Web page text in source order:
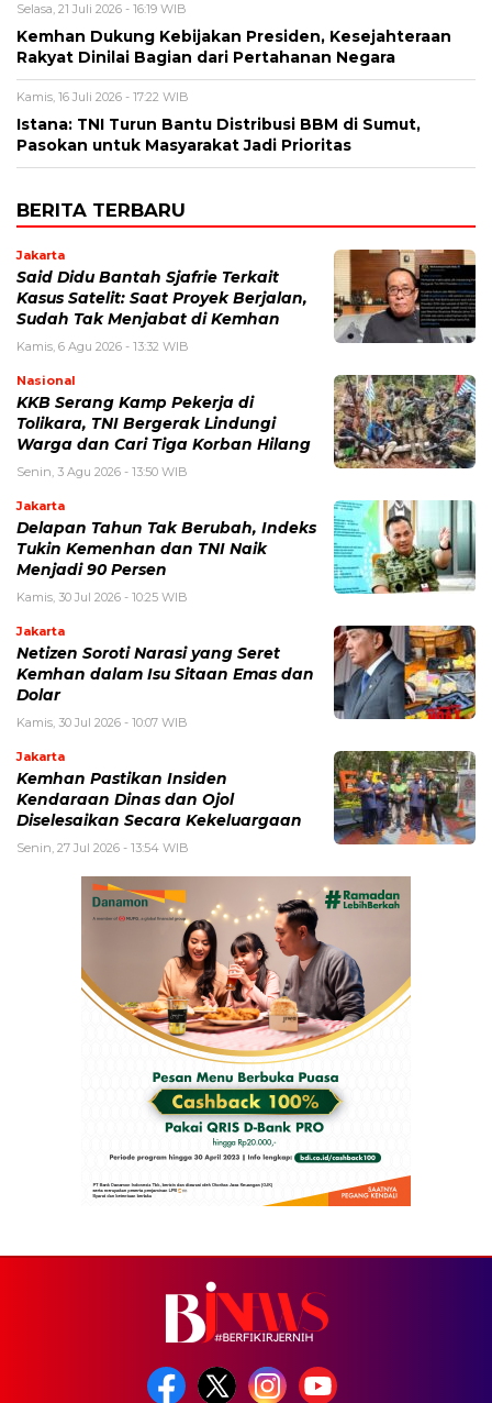
Selasa, 21 Juli 2026 - 16:19 WIB
Kemhan Dukung Kebijakan Presiden, Kesejahteraan
Rakyat Dinilai Bagian dari Pertahanan Negara
Kamis, 16 Juli 2026 - 17:22 WIB
Istana: TNI Turun Bantu Distribusi BBM di Sumut,
Pasokan untuk Masyarakat Jadi Prioritas
BERITA TERBARU
Jakarta
Said Didu Bantah Sjafrie Terkait
Kasus Satelit: Saat Proyek Berjalan,
Sudah Tak Menjabat di Kemhan
Kamis, 6 Agu 2026 - 13:32 WIB
Nasional
KKB Serang Kamp Pekerja di
Tolikara, TNI Bergerak Lindungi
Warga dan Cari Tiga Korban Hilang
Senin, 3 Agu 2026 - 13:50 WIB
Jakarta
Delapan Tahun Tak Berubah, Indeks
Tukin Kemenhan dan TNI Naik
Menjadi 90 Persen
Kamis, 30 Jul 2026 - 10:25 WIB
Jakarta
Netizen Soroti Narasi yang Seret
Kemhan dalam Isu Sitaan Emas dan
Dolar
Kamis, 30 Jul 2026 - 10:07 WIB
Jakarta
Kemhan Pastikan Insiden
Kendaraan Dinas dan Ojol
Diselesaikan Secara Kekeluargaan
Senin, 27 Jul 2026 - 13:54 WIB